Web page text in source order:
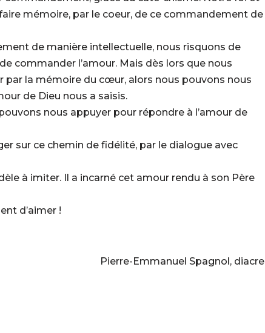
mémoire, par le coeur, de ce commandement de
de manière intellectuelle, nous risquons de
commander l’amour. Mais dès lors que nous
par la mémoire du cœur, alors nous pouvons nous
de Dieu nous a saisis.
nous appuyer pour répondre à l’amour de
sur ce chemin de fidélité, par le dialogue avec
à imiter. Il a incarné cet amour rendu à son Père
d’aimer !
Pierre-Emmanuel Spagnol, diacre